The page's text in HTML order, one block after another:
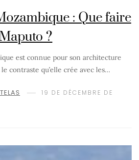
: Que faire
?
est connue pour son architecture
contraste qu’elle crée avec les…
19 DE DÉCEMBRE DE